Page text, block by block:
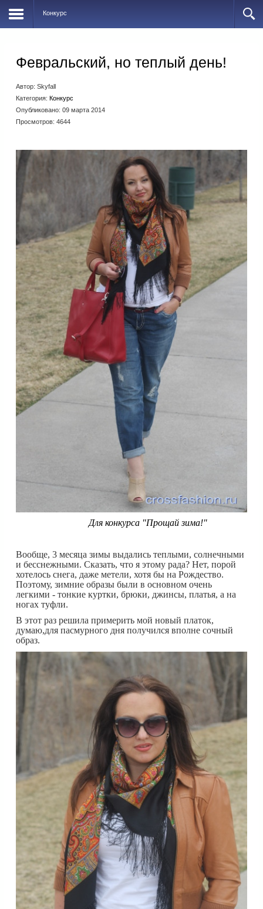
Конкурс
Февральский, но теплый день!
Автор: Skyfall
Категория: Конкурс
Опубликовано: 09 марта 2014
Просмотров: 4644
Для конкурса "Прощай зима!"
Вообще, 3 месяца зимы выдались теплыми, солнечными
и бесснежными. Сказать, что я этому рада? Нет, порой
хотелось снега, даже метели, хотя бы на Рождество.
Поэтому, зимние образы были в основном очень
легкими - тонкие куртки, брюки, джинсы, платья, а на
ногах туфли.
В этот раз решила примерить мой новый платок,
думаю,для пасмурного дня получился вполне сочный
образ.